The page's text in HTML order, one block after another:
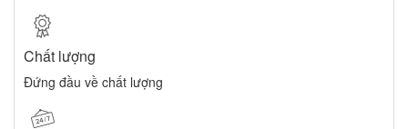
Chất lượng
Đứng đầu về chất lượng